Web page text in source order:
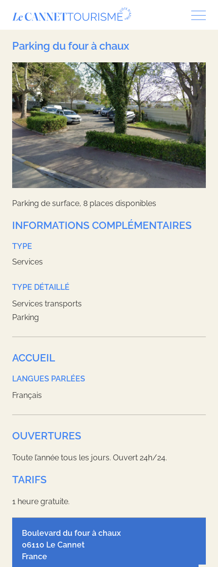
Parking du four à chaux
Parking de surface, 8 places disponibles
INFORMATIONS COMPLÉMENTAIRES
TYPE
Services
TYPE DÉTAILLÉ
Services transports
Parking
ACCUEIL
LANGUES PARLÉES
Français
OUVERTURES
Toute l’année tous les jours. Ouvert 24h/24.
TARIFS
1 heure gratuite.
Leaflet | ©OpenStreetMap
Boulevard du four à chaux
06110 Le Cannet
France